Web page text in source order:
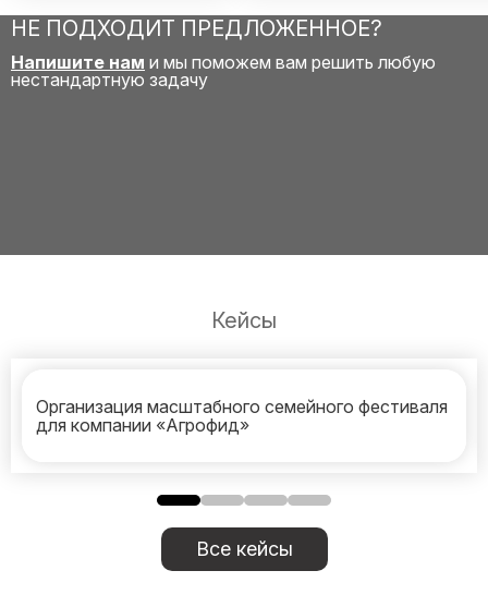
НЕ ПОДХОДИТ ПРЕДЛОЖЕННОЕ?
Напишите нам и мы поможем вам решить любую
нестандартную задачу
Кейсы
Организация масштабного семейного фестиваля
для компании «Агрофид»
Все кейсы